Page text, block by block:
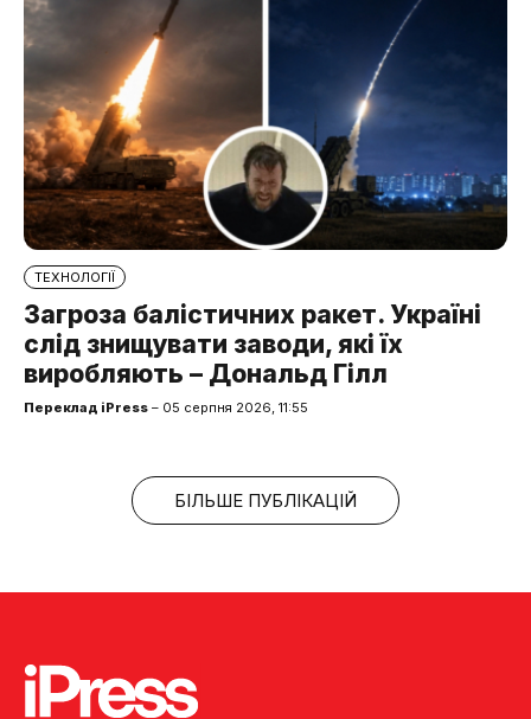
ТЕХНОЛОГІЇ
Загроза балістичних ракет. Україні
слід знищувати заводи, які їх
виробляють – Дональд Гілл
Переклад iPress – 05 серпня 2026, 11:55
БІЛЬШЕ ПУБЛІКАЦІЙ